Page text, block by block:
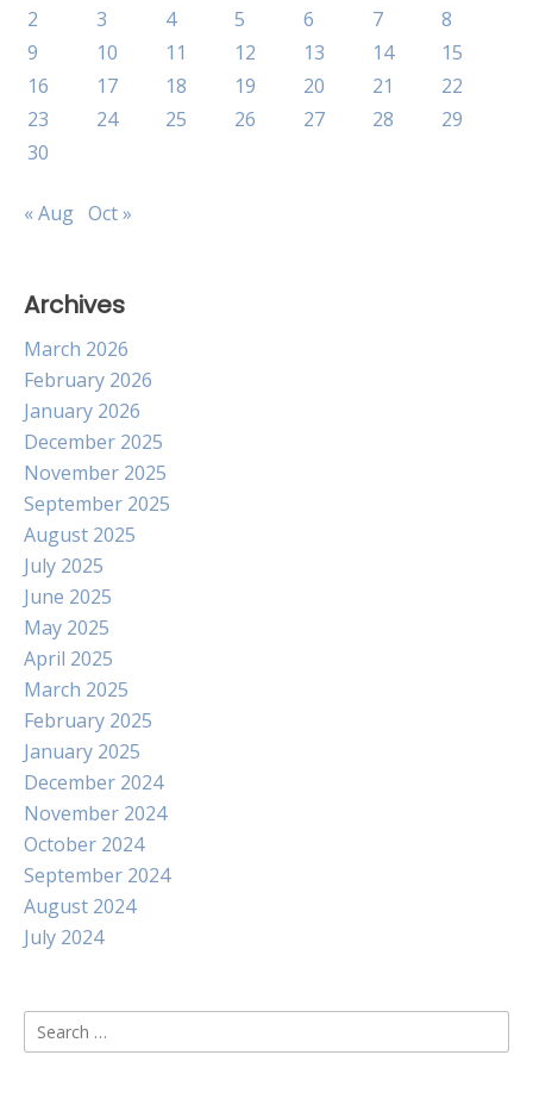
2
3 4 5 6 7
8
9
10 11 12 13 14
15
16
17 18 19 20 21
22
23
24 25 26 27 28
29
30
« Aug Oct »
Archives
March 2026
February 2026
January 2026
December 2025
November 2025
September 2025
August 2025
July 2025
June 2025
May 2025
April 2025
March 2025
February 2025
January 2025
December 2024
November 2024
October 2024
September 2024
August 2024
July 2024
Search
for: